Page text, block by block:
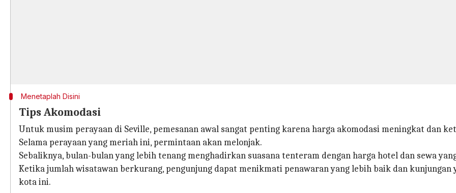
Menetaplah Disini
Tips Akomodasi
Untuk musim perayaan di Seville, pemesanan awal sangat penting karena harga akomodasi meningkat dan
Selama perayaan yang meriah ini, permintaan akan melonjak.
Sebaliknya, bulan-bulan yang lebih tenang menghadirkan suasana tenteram dengan harga hotel dan sewa
Ketika jumlah wisatawan berkurang, pengunjung dapat menikmati penawaran yang lebih baik dan
kota ini.